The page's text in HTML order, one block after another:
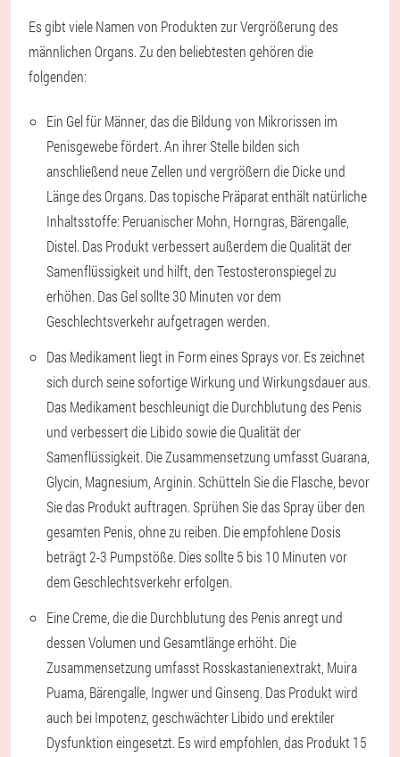
Es gibt viele Namen von Produkten zur Vergrößerung des
männlichen Organs. Zu den beliebtesten gehören die
folgenden:
Ein Gel für Männer, das die Bildung von Mikrorissen im
Penisgewebe fördert. An ihrer Stelle bilden sich
anschließend neue Zellen und vergrößern die Dicke und
Länge des Organs. Das topische Präparat enthält natürliche
Inhaltsstoffe: Peruanischer Mohn, Horngras, Bärengalle,
Distel. Das Produkt verbessert außerdem die Qualität der
Samenflüssigkeit und hilft, den Testosteronspiegel zu
erhöhen. Das Gel sollte 30 Minuten vor dem
Geschlechtsverkehr aufgetragen werden.
Das Medikament liegt in Form eines Sprays vor. Es zeichnet
sich durch seine sofortige Wirkung und Wirkungsdauer aus.
Das Medikament beschleunigt die Durchblutung des Penis
und verbessert die Libido sowie die Qualität der
Samenflüssigkeit. Die Zusammensetzung umfasst Guarana,
Glycin, Magnesium, Arginin. Schütteln Sie die Flasche, bevor
Sie das Produkt auftragen. Sprühen Sie das Spray über den
gesamten Penis, ohne zu reiben. Die empfohlene Dosis
beträgt 2-3 Pumpstöße. Dies sollte 5 bis 10 Minuten vor
dem Geschlechtsverkehr erfolgen.
Eine Creme, die die Durchblutung des Penis anregt und
dessen Volumen und Gesamtlänge erhöht. Die
Zusammensetzung umfasst Rosskastanienextrakt, Muira
Puama, Bärengalle, Ingwer und Ginseng. Das Produkt wird
auch bei Impotenz, geschwächter Libido und erektiler
Dysfunktion eingesetzt. Es wird empfohlen, das Produkt 15